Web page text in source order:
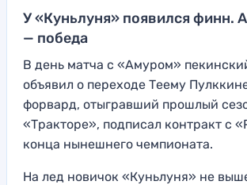
У «Куньлуня» появился финн.
— победа
В день матча с «Амуром»
объявил о переходе Теему
форвард, отыгравший прошлый
«Тракторе», подписал контракт с
конца нынешнего чемпионата.
На лед новичок «Куньлуня» не